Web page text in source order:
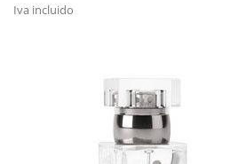
Iva incluido